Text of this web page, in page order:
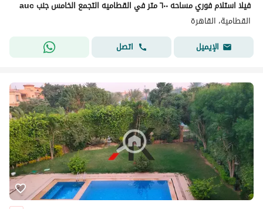
فيلا استلام فوري مساحه ٦٠٠ متر في القطاميه التجمع الخامس جنب auc
القطامية، القاهرة
الإيميل
اتصل